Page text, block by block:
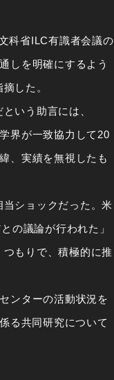
科省ILC有識者会議の
しを明確にするよう
した。
いう助言には、
界が一致協力して20
、実績を無視したも
ショックだった。米
の議論が行われた」
もりで、積極的に推
ンターの活動状況を
る共同研究について